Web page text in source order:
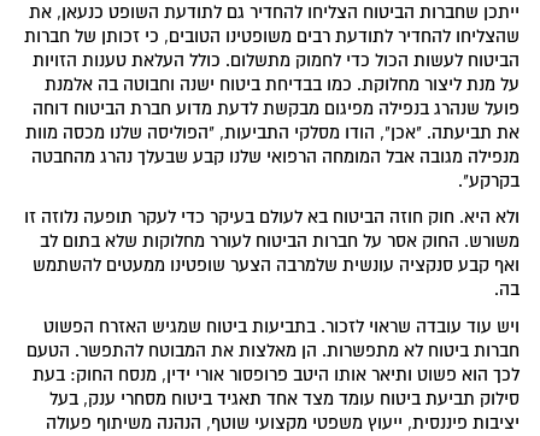
ייתכן שחברות הביטוח הצליחו להחדיר גם לתודעת השופט כנעאן, את
שהצליחו להחדיר לתודעת רבים משופטינו הטובים, כי זכותן של חברות
הביטוח לעשות הכול כדי לחמוק מתשלום. כולל העלאת טענות הזויות
על מנת ליצור מחלוקת. כמו בבדיחת ביטוח ישנה וחבוטה בה אלמנת
פועל שנהרג בנפילה מפיגום מבקשת לדעת מדוע חברת הביטוח דוחה
את תביעתה. "אכן", הודו מסלקי התביעות, "הפוליסה שלנו מכסה מוות
מנפילה מגובה אבל המומחה הרפואי שלנו קבע שבעלך נהרג מהחבטה
בקרקע".
ולא היא. חוק חוזה הביטוח בא לעולם בעיקר כדי לעקר תופעה נלוזה זו
משורש. החוק אסר על חברות הביטוח לעורר מחלוקות שלא בתום לב
ואף קבע סנקציה עונשית שלמרבה הצער שופטינו ממעטים להשתמש
בה.
ויש עוד עובדה שראוי לזכור. בתביעות ביטוח שמגיש האזרח הפשוט
חברות ביטוח לא מתפשרות. הן מאלצות את המבוטח להתפשר. הטעם
לכך הוא פשוט ותיאר אותו היטב פרופסור אורי ידין, מנסח החוק: בעת
סילוק תביעת ביטוח עומד מצד אחד תאגיד ביטוח מסחרי ענק, בעל
יציבות פיננסית, ייעוץ משפטי מקצועי שוטף, הנהנה משיתוף פעולה